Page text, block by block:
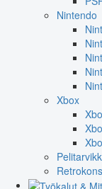
Nintendo
Xbox